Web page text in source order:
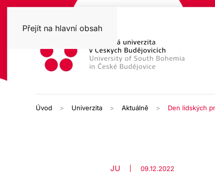
Přejít na hlavní obsah
Úvod Univerzita Aktuálně Den lidských
JU 09.12.2022